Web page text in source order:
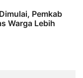
Pemkab
Warga Lebih